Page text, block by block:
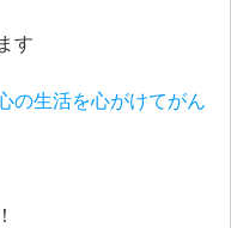
す
の生活を心がけてがん